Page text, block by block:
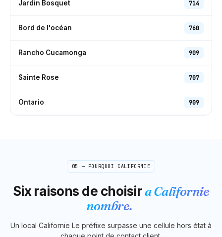
Jardin Bosquet 714
Bord de l'océan 760
Rancho Cucamonga 909
Sainte Rose 707
Ontario 909
05 — POURQUOI CALIFORNIE
Six raisons de choisiraCalifornie
nombre.
Un local Californie Le préfixe surpasse une cellule hors état à